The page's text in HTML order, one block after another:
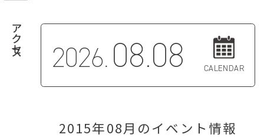
アクセス 2026.08.08 CALENDAR
2015年08月のイベント情報